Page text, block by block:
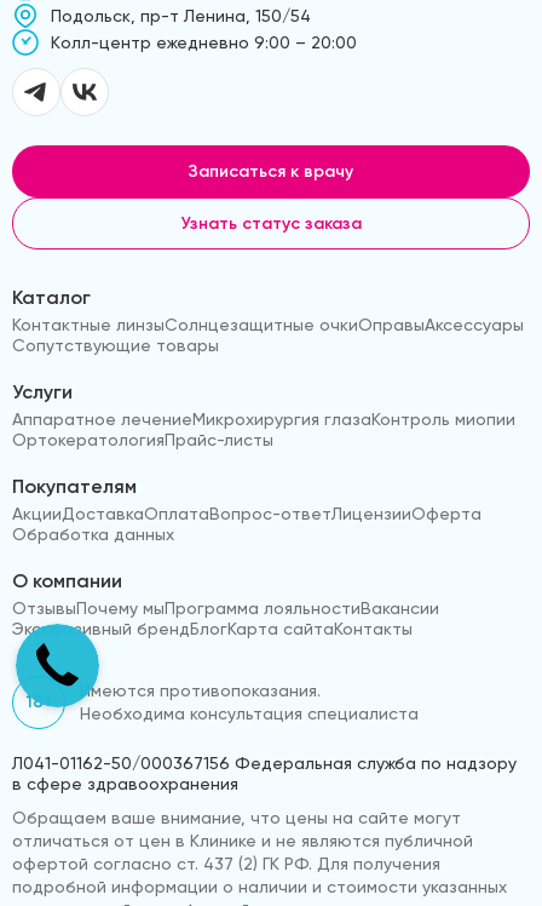
Подольск, пр-т Ленина, 150/54
Kолл-центр ежедневно 9:00 – 20:00
Записаться к врачу
Узнать статус заказа
Каталог
Контактные линзыСолнцезащитные очкиОправыАксессуары
Сопутствующие товары
Услуги
Аппаратное лечениеМикрохирургия глазаКонтроль миопии
ОртокератологияПрайс-листы
Покупателям
АкцииДоставкаОплатаВопрос-ответЛицензииОферта
Обработка данных
О компании
ОтзывыПочему мыПрограмма лояльностиВакансии
Эксклюзивный брендБлогКарта сайтаКонтакты
18+
Имеются противопоказания.
Необходима консультация специалиста
Л041-01162-50/000367156 Федеральная служба по надзору
в сфере здравоохранения
Обращаем ваше внимание, что цены на сайте могут
отличаться от цен в Клинике и не являются публичной
офертой согласно ст. 437 (2) ГК РФ. Для получения
подробной информации о наличии и стоимости указанных